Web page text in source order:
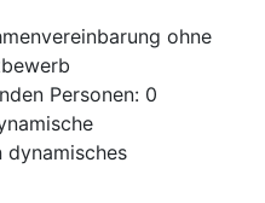
ohne
Personen: 0
dynamisches